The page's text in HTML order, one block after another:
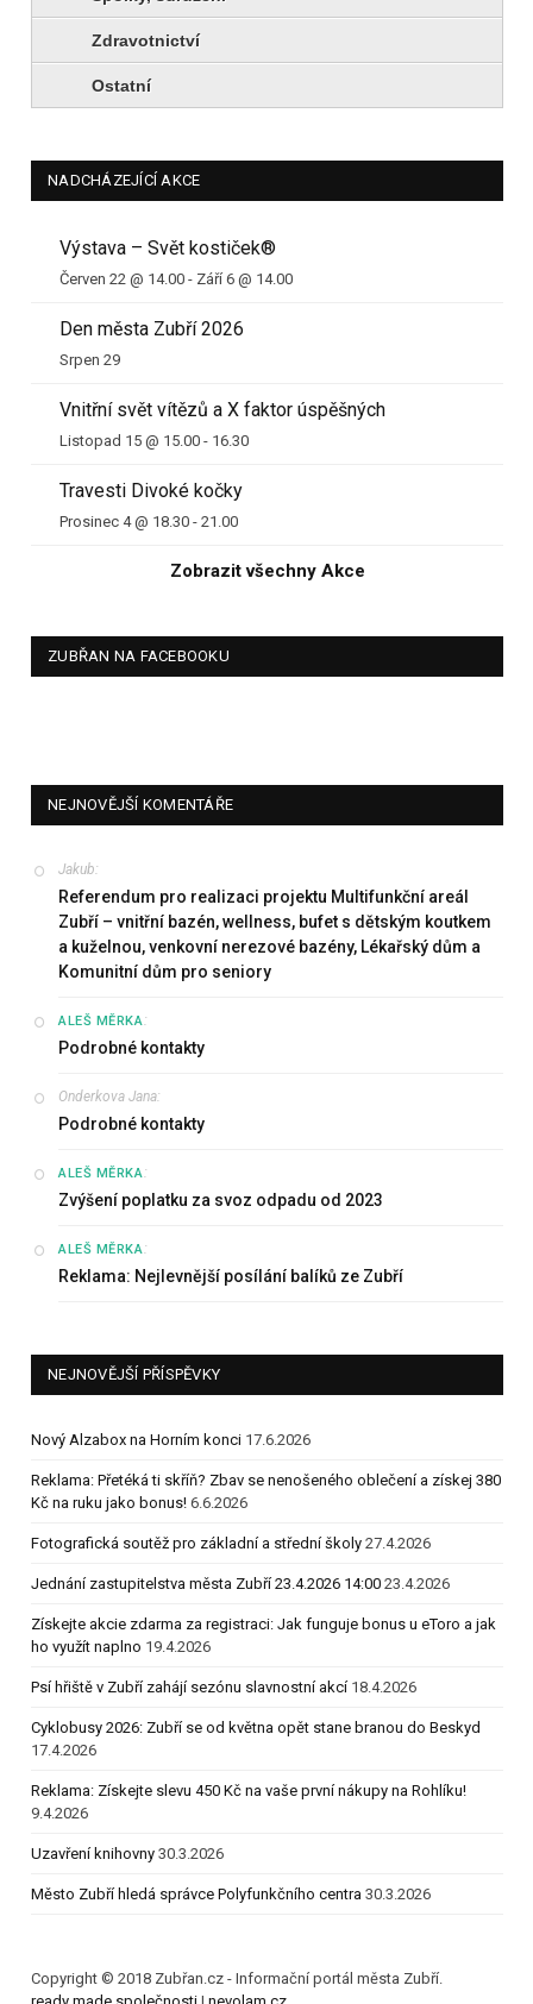
Zdravotnictví
Ostatní
NADCHÁZEJÍCÍ AKCE
Výstava – Svět kostiček®
Červen 22 @ 14.00 - Září 6 @ 14.00
Den města Zubří 2026
Srpen 29
Vnitřní svět vítězů a X faktor úspěšných
Listopad 15 @ 15.00 - 16.30
Travesti Divoké kočky
Prosinec 4 @ 18.30 - 21.00
Zobrazit všechny Akce
ZUBŘAN NA FACEBOOKU
NEJNOVĚJŠÍ KOMENTÁŘE
Jakub:
Referendum pro realizaci projektu Multifunkční areál
Zubří – vnitřní bazén, wellness, bufet s dětským koutkem
a kuželnou, venkovní nerezové bazény, Lékařský dům a
Komunitní dům pro seniory
ALEŠ MĚRKA:
Podrobné kontakty
Onderkova Jana:
Podrobné kontakty
ALEŠ MĚRKA:
Zvýšení poplatku za svoz odpadu od 2023
ALEŠ MĚRKA:
Reklama: Nejlevnější posílání balíků ze Zubří
NEJNOVĚJŠÍ PŘÍSPĚVKY
Nový Alzabox na Horním konci 17.6.2026
Reklama: Přetéká ti skříň? Zbav se nenošeného oblečení a získej 380
Kč na ruku jako bonus! 6.6.2026
Fotografická soutěž pro základní a střední školy 27.4.2026
Jednání zastupitelstva města Zubří 23.4.2026 14:00 23.4.2026
Získejte akcie zdarma za registraci: Jak funguje bonus u eToro a jak
ho využít naplno 19.4.2026
Psí hřiště v Zubří zahájí sezónu slavnostní akcí 18.4.2026
Cyklobusy 2026: Zubří se od května opět stane branou do Beskyd
17.4.2026
Reklama: Získejte slevu 450 Kč na vaše první nákupy na Rohlíku!
9.4.2026
Uzavření knihovny 30.3.2026
Město Zubří hledá správce Polyfunkčního centra 30.3.2026
Copyright © 2018 Zubřan.cz - Informační portál města Zubří.